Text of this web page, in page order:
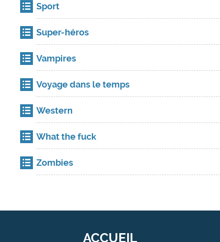
Sport
Super-héros
Vampires
Voyage dans le temps
Western
What the fuck
Zombies
ACCUEIL